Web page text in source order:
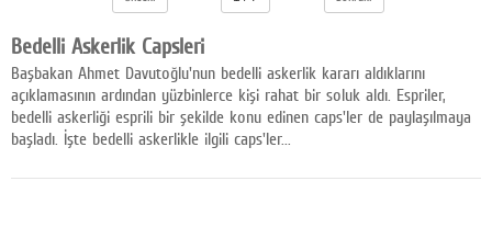
Diziler
Karikatür
Youtube
Bedelli Askerlik Capsleri
Başbakan Ahmet Davutoğlu'nun bedelli askerlik kararı aldıklarını
açıklamasının ardından yüzbinlerce kişi rahat bir soluk aldı. Espriler,
bedelli askerliği esprili bir şekilde konu edinen caps'ler de paylaşılmaya
başladı. İşte bedelli askerlikle ilgili caps'ler...